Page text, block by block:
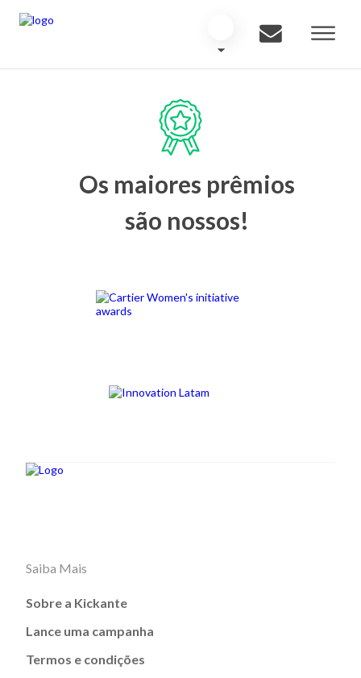
Os maiores prêmios
são nossos!
Saiba Mais
Sobre a Kickante
Lance uma campanha
Termos e condições